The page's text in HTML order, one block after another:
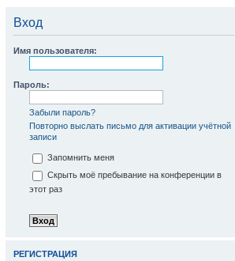
Вход
Имя пользователя:
Пароль:
Забыли пароль?
Повторно выслать письмо для активации учётной
записи
Запомнить меня
Скрыть моё пребывание на конференции в
этот раз
РЕГИСТРАЦИЯ